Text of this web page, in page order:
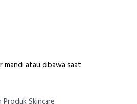
mandi atau dibawa saat
Produk Skincare